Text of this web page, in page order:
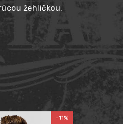
žehličkou.
-11%